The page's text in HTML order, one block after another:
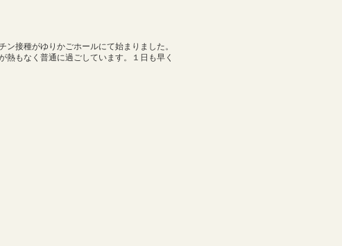
接種がゆりかごホールにて始まりました。
もなく普通に過ごしています。１日も早く